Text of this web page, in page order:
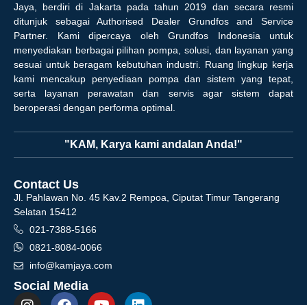
Jaya, berdiri di Jakarta pada tahun 2019 dan secara resmi
ditunjuk sebagai Authorised Dealer Grundfos and Service
Partner. Kami dipercaya oleh Grundfos Indonesia untuk
menyediakan berbagai pilihan pompa, solusi, dan layanan yang
sesuai untuk beragam kebutuhan industri. Ruang lingkup kerja
kami mencakup penyediaan pompa dan sistem yang tepat,
serta layanan perawatan dan servis agar sistem dapat
beroperasi dengan performa optimal.
"KAM, Karya kami andalan Anda!"
Contact Us
Jl. Pahlawan No. 45 Kav.2 Rempoa, Ciputat Timur Tangerang
Selatan 15412
021-7388-5166
0821-8084-0066
info@kamjaya.com
Social Media